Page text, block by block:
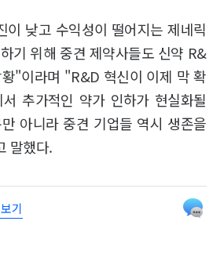
이 낮고 수익성이 떨어지는 제네릭
기 위해 중견 제약사들도 신약 R&
"이라며 "R&D 혁신이 이제 막 확
추가적인 약가 인하가 현실화될
아니라 중견 기업들 역시 생존을
말했다.
기